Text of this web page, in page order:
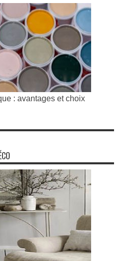
: avantages et choix